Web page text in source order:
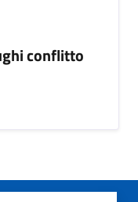
conflitto